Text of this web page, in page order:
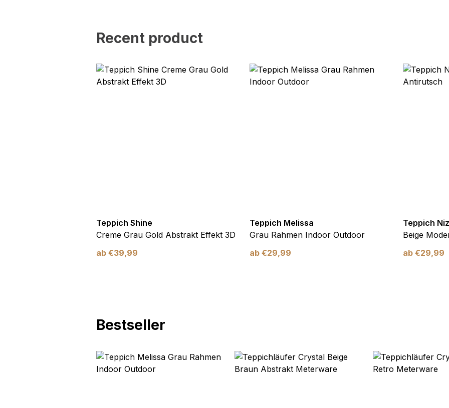
Recent product
Teppich Shine
Creme Grau Gold Abstrakt Effekt 3D
ab €39,99
Teppich Melissa
Grau Rahmen Indoor Outdoor
ab €29,99
Teppich
Beige
ab €29,99
Bestseller
Präferenz-Cookies ermöglichen es einer Website, Informationen zu speichern, die die Art und
Statistik
Andere nicht kategorisierte Cookies sind solche, die analysiert werden und noch keiner
Meine Einstellungen speichern